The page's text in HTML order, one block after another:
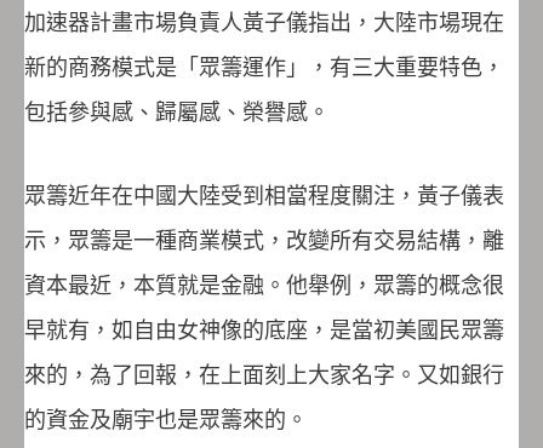
加速器計畫市場負責人黃子儀指出，大陸市場現在
新的商務模式是「眾籌運作」，有三大重要特色，
包括參與感、歸屬感、榮譽感。
眾籌近年在中國大陸受到相當程度關注，黃子儀表
示，眾籌是一種商業模式，改變所有交易結構，離
資本最近，本質就是金融。他舉例，眾籌的概念很
早就有，如自由女神像的底座，是當初美國民眾籌
來的，為了回報，在上面刻上大家名字。又如銀行
的資金及廟宇也是眾籌來的。